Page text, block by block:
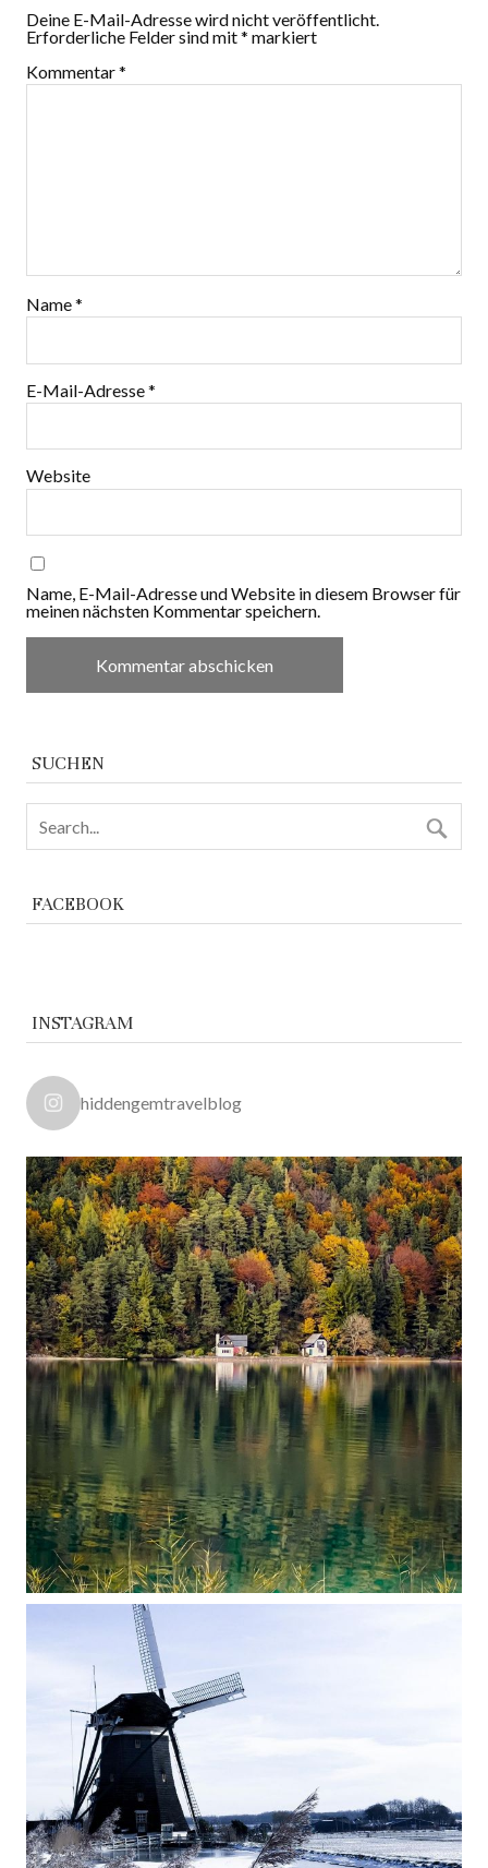
Deine E-Mail-Adresse wird nicht veröffentlicht.
Erforderliche Felder sind mit* markiert
Kommentar*
Name*
E-Mail-Adresse*
Website
Name, E-Mail-Adresse und Website in diesem Browser für
meinen nächsten Kommentar speichern.
SUCHEN
FACEBOOK
INSTAGRAM
hiddengemtravelblog